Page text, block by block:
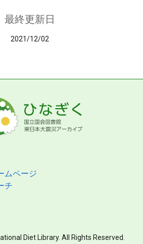
最終更新日
2021/12/02
ムページ
チ
Diet Library. All Rights Reserved.